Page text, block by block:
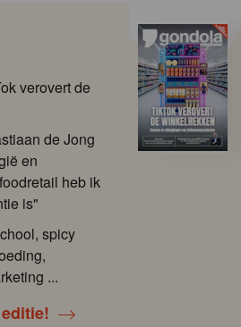
verovert de
de Jong
en
heb ik
is"
spicy
...